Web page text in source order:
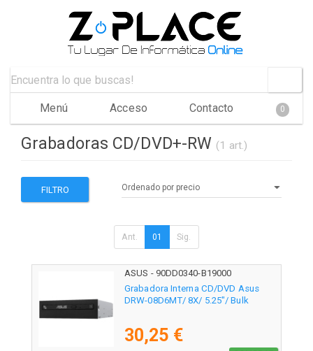
Menú Acceso Contacto 0
Grabadoras CD/DVD+-RW (1 art.)
FILTRO
Ant. 01 Sig.
ASUS - 90DD0340-B19000
Grabadora Interna CD/DVD Asus
DRW-08D6MT/ 8X/ 5.25"/ Bulk
30,25 €